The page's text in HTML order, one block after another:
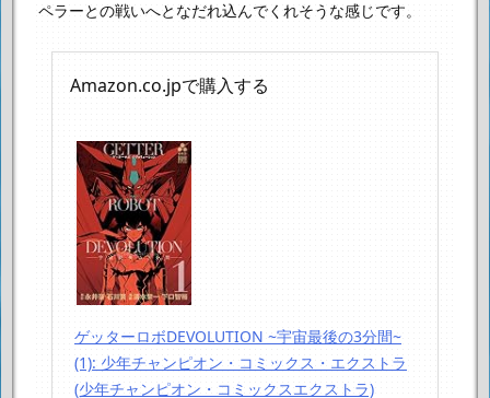
ペラーとの戦いへとなだれ込んでくれそうな感じです。
Amazon.co.jpで購入する
ゲッターロボDEVOLUTION ~宇宙最後の3分間~
(1): 少年チャンピオン・コミックス・エクストラ
(少年チャンピオン・コミックスエクストラ)